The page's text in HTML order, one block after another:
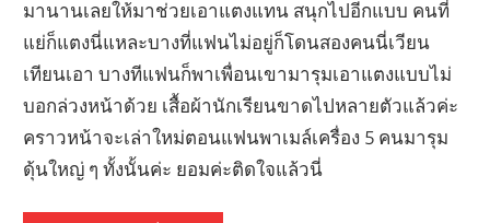
มานานเลยให้มาช่วยเอาแตงแทน สนุกไปอีกแบบ คนที่
แย่ก็แตงนี่แหละบางที่แฟนไม่อยู่ก็โดนสองคนนี่เวียน
เทียนเอา บางทีแฟนก็พาเพื่อนเขามารุมเอาแตงแบบไม่
บอกล่วงหน้าด้วย เสื้อผ้านักเรียนขาดไปหลายตัวแล้วค่ะ
คราวหน้าจะเล่าใหม่ตอนแฟนพาเมล์เครื่อง 5 คนมารุม
ดุ้นใหญ่ ๆ ทั้งนั้นค่ะ ยอมค่ะติดใจแล้วนี่